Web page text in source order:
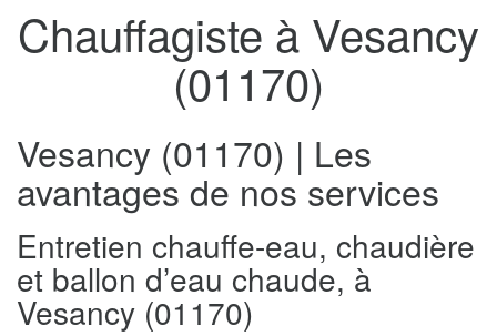
Chauffagiste à Vesancy
(01170)
Vesancy (01170) | Les
avantages de nos services
Entretien chauffe-eau, chaudière
et ballon d’eau chaude, à
Vesancy (01170)